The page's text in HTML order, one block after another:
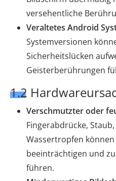
versehentliche
Veraltetes Android
Systemversionen
Sicherheitslücken
Geisterberührungen
1.2
Verschmutzter oder
Fingerabdrücke,
Wassertropfen
beeinträchtigen und
führen.